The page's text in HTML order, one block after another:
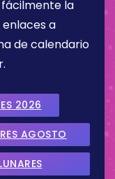
la
enlaces a
de calendario
2026
AGOSTO